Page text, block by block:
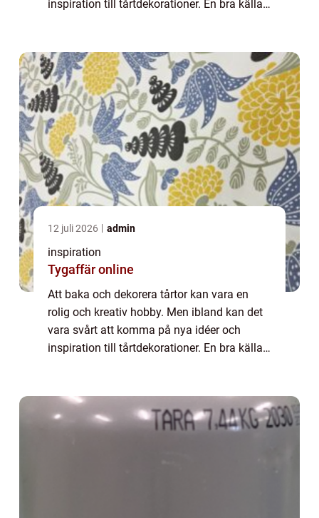
inspiration till tårtdekorationer. En bra källa
12 juli 2026 admin
inspiration
Tygaffär online
Att baka och dekorera tårtor kan vara en
rolig och kreativ hobby. Men ibland kan det
vara svårt att komma på nya idéer och
inspiration till tårtdekorationer. En bra källa